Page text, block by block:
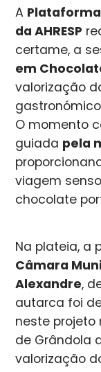
A
da AHRESP
certame, a
em
valorização
O momento
guiada pela
viagem
chocolate
Na plateia, a
Câmara
Alexandre,
autarca foi
neste projeto
de Grândola
valorização